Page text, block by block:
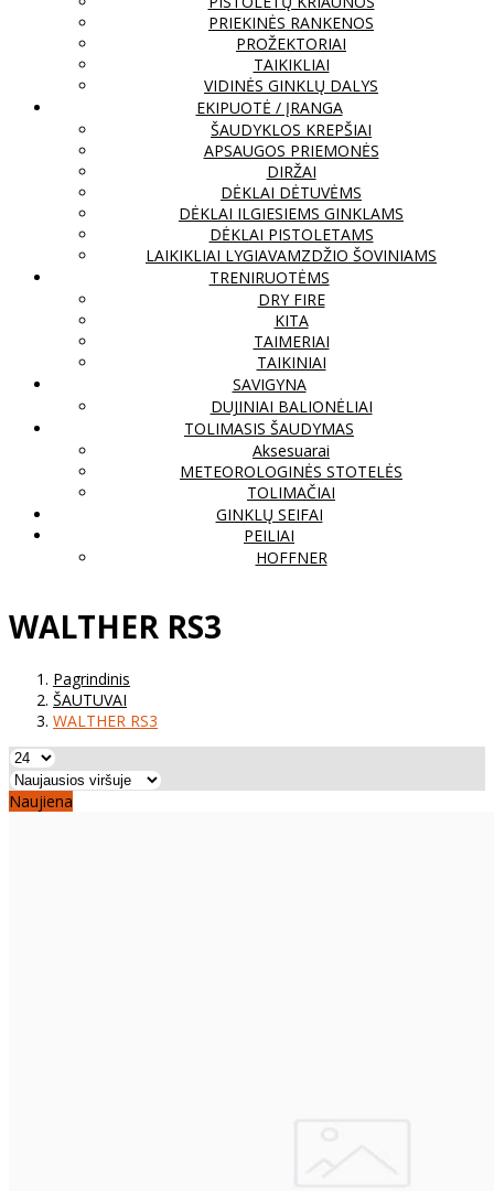
PRIEKINĖS RANKENOS
PROŽEKTORIAI
TAIKIKLIAI
VIDINĖS GINKLŲ DALYS
EKIPUOTĖ / ĮRANGA
ŠAUDYKLOS KREPŠIAI
APSAUGOS PRIEMONĖS
DIRŽAI
DĖKLAI DĖTUVĖMS
DĖKLAI ILGIESIEMS GINKLAMS
DĖKLAI PISTOLETAMS
LAIKIKLIAI LYGIAVAMZDŽIO ŠOVINIAMS
TRENIRUOTĖMS
DRY FIRE
KITA
TAIMERIAI
TAIKINIAI
SAVIGYNA
DUJINIAI BALIONĖLIAI
TOLIMASIS ŠAUDYMAS
Aksesuarai
METEOROLOGINĖS STOTELĖS
TOLIMAČIAI
GINKLŲ SEIFAI
PEILIAI
HOFFNER
WALTHER RS3
Pagrindinis
ŠAUTUVAI
WALTHER RS3
Naujiena